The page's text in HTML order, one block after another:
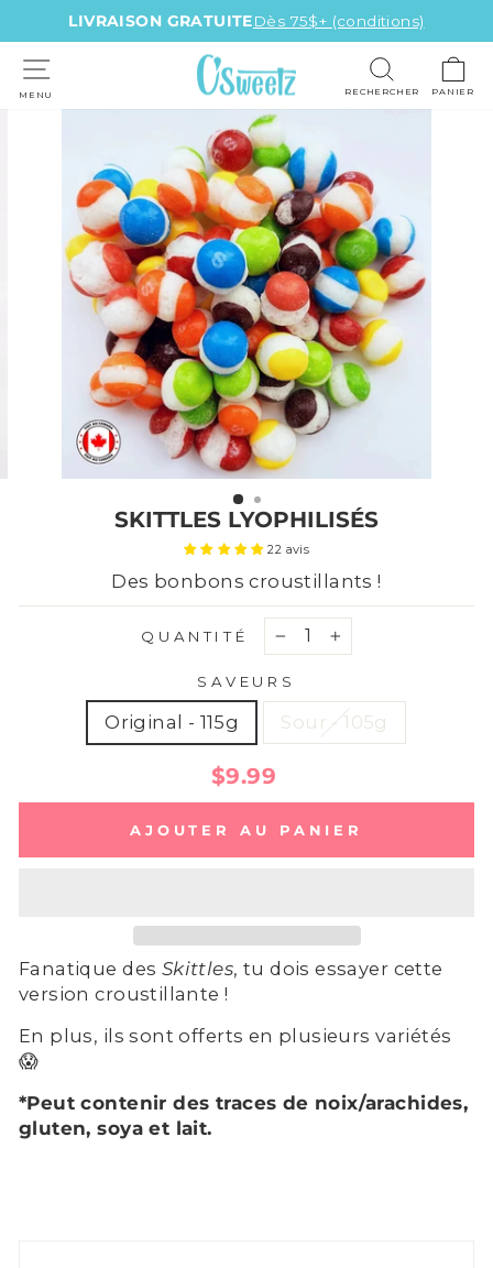
au
contenu
Pause
LIVRAISON GRATUITEDès 75$+ (conditions)
MENU RECHERCHER PANIER
SKITTLES LYOPHILISÉS
22 avis
Des bonbons croustillants !
QUANTITÉ
− +
SAVEURS
Original - 115g Sour - 105g
Prix
régulier
$9.99
AJOUTER AU PANIER
Fanatique des Skittles, tu dois essayer cette
version croustillante !
En plus, ils sont offerts en plusieurs variétés
😱
*Peut contenir des traces de noix/arachides,
gluten, soya et lait.